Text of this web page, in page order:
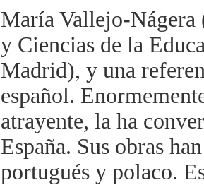
María Vallejo-
y Ciencias de la
Madrid), y una
español.
atrayente, la ha
España. Sus obras
portugués y polaco.